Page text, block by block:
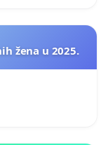
žena u 2025.